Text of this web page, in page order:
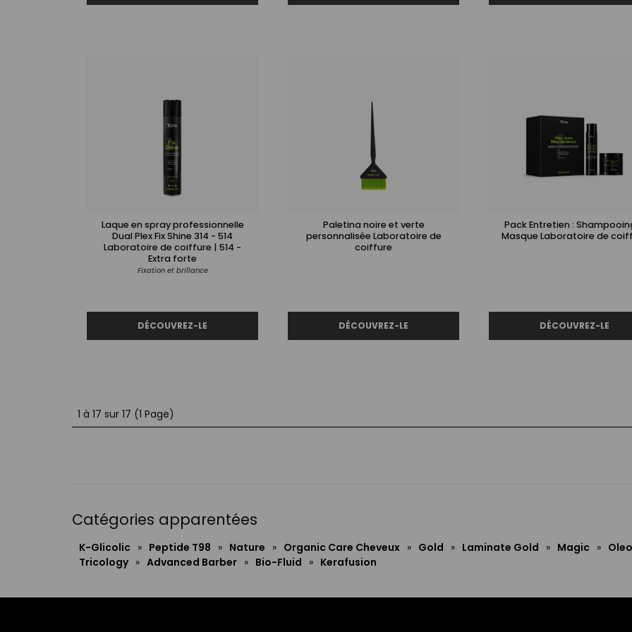
Laque en spray professionnelle
Dual Plex Fix Shine 314 - 514
Laboratoire de coiffure | 514 -
Extra forte
Fixation et brillance
Paletina noire et verte
personnalisée Laboratoire de
coiffure
Pack Entretien :
Masque Laboratoire de
1 à 17 sur 17 (1 Page)
Catégories apparentées
K-Glicolic » Peptide T98 » Nature » Organic Care Cheveux » Gold » Laminate Gold » Magic »
Tricology » Advanced Barber » Bio-Fluid » Kerafusion